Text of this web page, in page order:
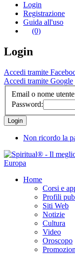
Login
Registrazione
Guida all'uso
(0)
Login
Accedi tramite
Accedi tramite Google
Email o nome
Password:
Non ricordo la
Home
Corsi e
Profili
Siti Web
Notizie
Cultura
Video
Oroscopo